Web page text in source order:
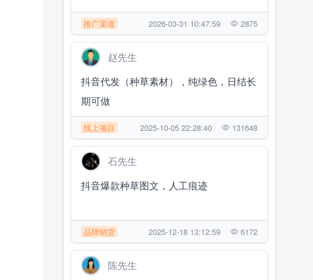
推广渠道 2026-03-31 10:47:59 2875
赵先生
抖音代发（种草素材），纯绿色，日结长
期可做
线上项目 2025-10-05 22:28:40 131648
石先生
抖音爆款种草图文，人工痕迹
品牌销货 2025-12-18 13:12:59 6172
陈先生